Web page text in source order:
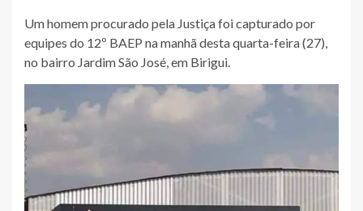
Um homem procurado pela Justiça foi capturado por
equipes do 12º BAEP na manhã desta quarta-feira (27),
no bairro Jardim São José, em Birigui.